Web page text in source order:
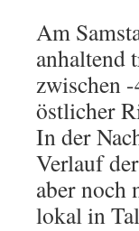
Am
anhaltend
zwischen
östlicher
In der
Verlauf
aber noch
lokal in